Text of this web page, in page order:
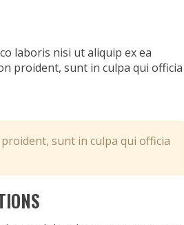
laboris nisi ut aliquip ex ea
proident, sunt in culpa qui officia
sunt in culpa qui officia